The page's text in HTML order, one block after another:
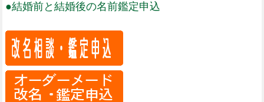
●結婚前と結婚後の名前鑑定申込